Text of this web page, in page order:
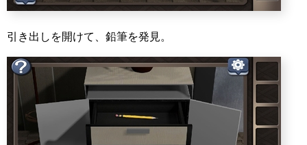
引き出しを開けて、鉛筆を発見。